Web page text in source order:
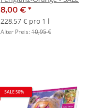
8,00 € *
228,57 € pro 1 l
Alter Preis:10,95 €
SALE 50%